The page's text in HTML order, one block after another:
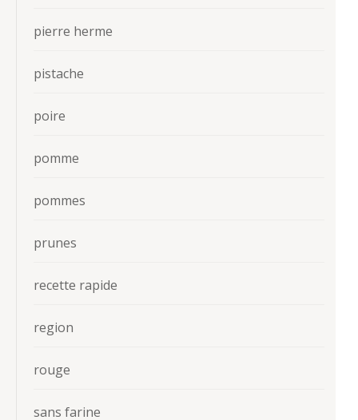
pierre herme
pistache
poire
pomme
pommes
prunes
recette rapide
region
rouge
sans farine